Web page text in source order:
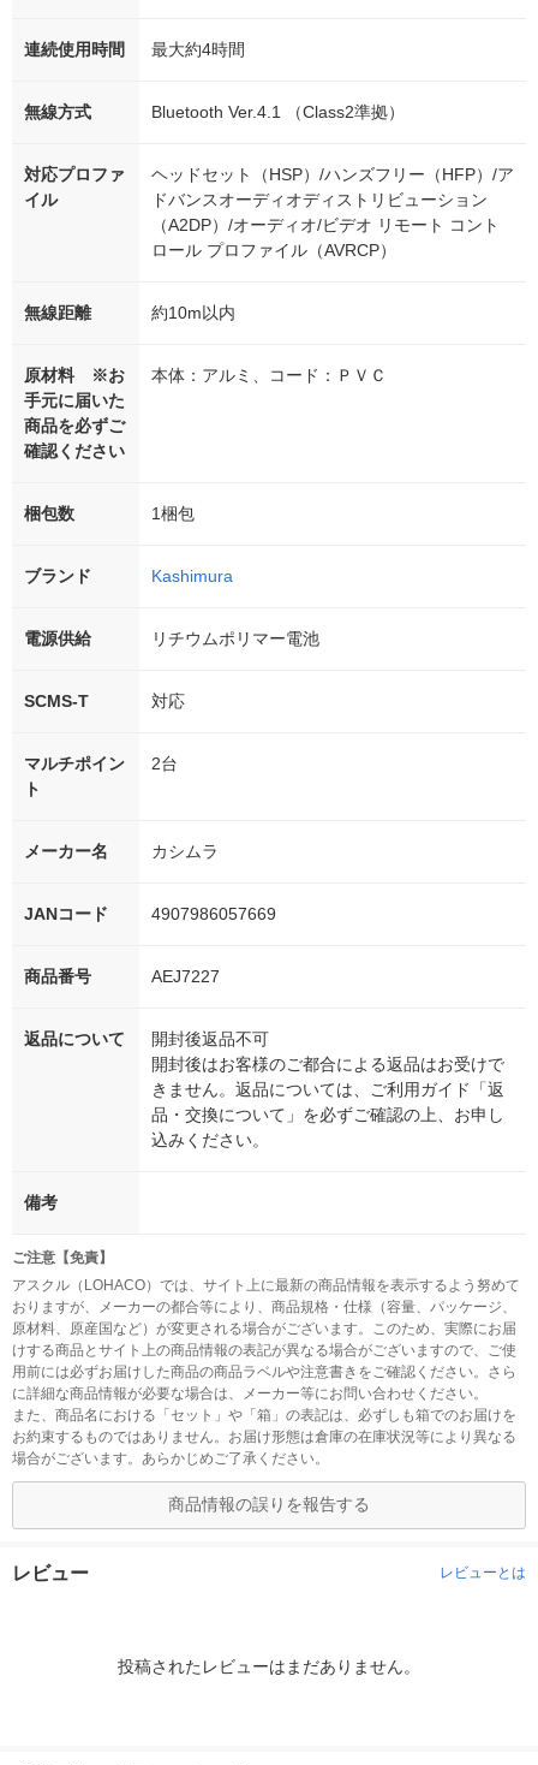
連続使用時間 最大約4時間
無線方式 Bluetooth Ver.4.1 （Class2準拠）
対応プロファ
イル
ヘッドセット（HSP）/ハンズフリー（HFP）/ア
ドバンスオーディオディストリビューション
（A2DP）/オーディオ/ビデオ リモート コント
ロール プロファイル（AVRCP）
無線距離 約10m以内
原材料 ※お
手元に届いた
商品を必ずご
確認ください
本体：アルミ、コード：ＰＶＣ
梱包数 1梱包
ブランド Kashimura
電源供給 リチウムポリマー電池
SCMS-T 対応
マルチポイン
ト
2台
メーカー名 カシムラ
JANコード 4907986057669
商品番号 AEJ7227
返品について
開封後返品不可
開封後はお客様のご都合による返品はお受けで
きません。返品については、ご利用ガイド「返
品・交換について」を必ずご確認の上、お申し
込みください。
備考
ご注意【免責】
アスクル（LOHACO）では、サイト上に最新の商品情報を表示するよう努めて
おりますが、メーカーの都合等により、商品規格・仕様（容量、パッケージ、
原材料、原産国など）が変更される場合がございます。このため、実際にお届
けする商品とサイト上の商品情報の表記が異なる場合がございますので、ご使
用前には必ずお届けした商品の商品ラベルや注意書きをご確認ください。さら
に詳細な商品情報が必要な場合は、メーカー等にお問い合わせください。
また、商品名における「セット」や「箱」の表記は、必ずしも箱でのお届けを
お約束するものではありません。お届け形態は倉庫の在庫状況等により異なる
場合がございます。あらかじめご了承ください。
商品情報の誤りを報告する
レビュー レビューとは
投稿されたレビューはまだありません。